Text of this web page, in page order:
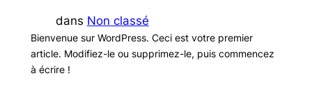
dans Non classé
Bienvenue sur WordPress. Ceci est votre premier
article. Modifiez-le ou supprimez-le, puis commencez
à écrire !